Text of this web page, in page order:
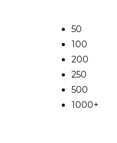
50
100
200
250
500
1000+